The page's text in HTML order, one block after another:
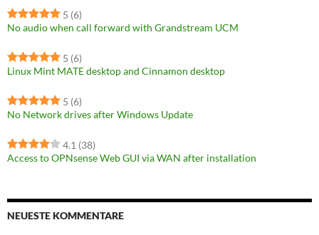
5 (6)
No audio when call forward with Grandstream UCM
5 (6)
Linux Mint MATE desktop and Cinnamon desktop
5 (6)
No Network drives after Windows Update
4.1 (38)
Access to OPNsense Web GUI via WAN after installation
NEUESTE KOMMENTARE